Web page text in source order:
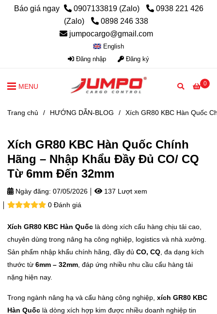
Báo giá ngay 0907133819 (Zalo)
0938 221 426
(Zalo)
0898 246 338
jumpocargo@gmail.com
English
Đăng nhập
Đăng ký
0
MENU
Trang chủ / HƯỚNG DẪN-BLOG / Xích GR80 KBC Hàn Quốc
Xích GR80 KBC Hàn Quốc Chính
Hãng – Nhập Khẩu Đầy Đủ CO/ CQ
Từ 6mm Đến 32mm
Ngày đăng: 07/05/2026
137 Lượt xem
0 Đánh giá
Xích GR80 KBC Hàn Quốc là dòng xích cẩu hàng chịu tải cao,
chuyên dùng trong nâng hạ công nghiệp, logistics và nhà xưởng.
Sản phẩm nhập khẩu chính hãng, đầy đủ CO, CQ, đa dạng kích
thước từ 6mm – 32mm, đáp ứng nhiều nhu cầu cẩu hàng tải
nặng hiện nay.
Trong ngành nâng hạ và cẩu hàng công nghiệp, xích GR80 KBC
Hàn Quốc là dòng xích hợp kim được nhiều doanh nghiệp tin